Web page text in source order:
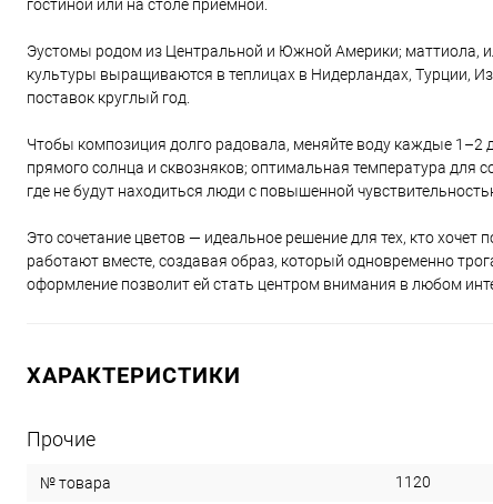
гостиной или на столе приёмной.
Эустомы родом из Центральной и Южной Америки; маттиола,
культуры выращиваются в теплицах в Нидерландах, Турции,
поставок круглый год.
Чтобы композиция долго радовала, меняйте воду каждые 1–2
прямого солнца и сквозняков; оптимальная температура для
где не будут находиться люди с повышенной
Это сочетание цветов — идеальное решение для тех, кто
работают вместе, создавая образ, который одновременно
оформление позволит ей стать центром внимания в любом
ХАРАКТЕРИСТИКИ
Прочие
№ товара 1120